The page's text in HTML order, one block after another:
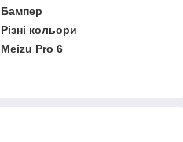
Бампер
Різні кольори
Meizu Pro 6